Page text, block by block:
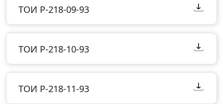
ТОИ Р-218-09-93
ТОИ Р-218-10-93
ТОИ Р-218-11-93